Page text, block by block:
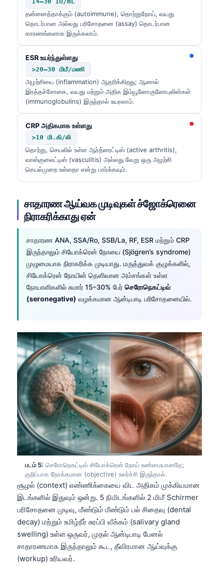
தன்னைத்தாக்கும் (autoimmune), தொற்றுநோய், வயது
தொடர்பான அல்லது பரிசோதனை (assay) தொடர்பான
காரணங்களாக இருக்கலாம்.
ESR உயர்ந்துள்ளது
>20–30 மிமீ/மணி
அழற்சியை (inflammation) ஆதரிக்கிறது; ஆனால்
இரத்தச்சோகை, வயது மற்றும் அதிக இம்யூனோகுளோபுலின்கள்
(immunoglobulins) இருந்தால் உயரலாம்.
CRP அதிகமாக உள்ளது
>10 மி.கி/லி
தொற்று, செயலில் உள்ள ஆர்த்ரைட்டிஸ் (active arthritis),
வாஸ்குலைட்டிஸ் (vasculitis) அல்லது வேறு ஒரு அழற்சி
செயல்முறை உள்ளதா என்று பார்க்கவும்.
சாதாரண ஆய்வக முடிவுகள் ச்ஜோக்ரெனை
நிராகரிக்காது ஏன்
சாதாரண ANA, SSA/Ro, SSB/La, RF, ESR மற்றும் CRP
இருந்தாலும் சியோக்ரென் நோயை (Sjögren’s syndrome)
முழுமையாக நிராகரிக்க முடியாது. மருத்துவக் குழுக்களில்,
சியோக்ரென் நோயின் தெளிவான அம்சங்கள் உள்ள
நோயாளிகளில் சுமார் 15–30% பேர் செரோநெகட்டிவ்
(seronegative) வழக்கமான ஆன்டிபாடி பரிசோதனையில்.
படம் 5: செரோநெகட்டிவ் சியோக்ரென் நோய் உண்மையானதே;
குறிப்பாக நோக்கமான (objective) உலர்ச்சி இருந்தால்.
சூழல் (context) எண்ணிக்கையை விட அதிகம் முக்கியமான
இடங்களில் இதுவும் ஒன்று. 5 நிமிடங்களில் 2 மிமீ Schirmer
பரிசோதனை முடிவு, மீண்டும் மீண்டும் பல் சிதைவு (dental
decay) மற்றும் உமிழ்நீர் சுரப்பி வீக்கம் (salivary gland
swelling) உள்ள ஒருவர், முதல் ஆன்டிபாடி பேனல்
சாதாரணமாக இருந்தாலும் கூட, தீவிரமான ஆய்வுக்கு
(workup) உரியவர்.
Basa Jawa
Cebuano
ئۇيغۇرچە
Кыргызча
Татар теле
Беларуская мова
Esperanto
Frysk
Ślōnskŏ gŏdka
Norsk bokmål